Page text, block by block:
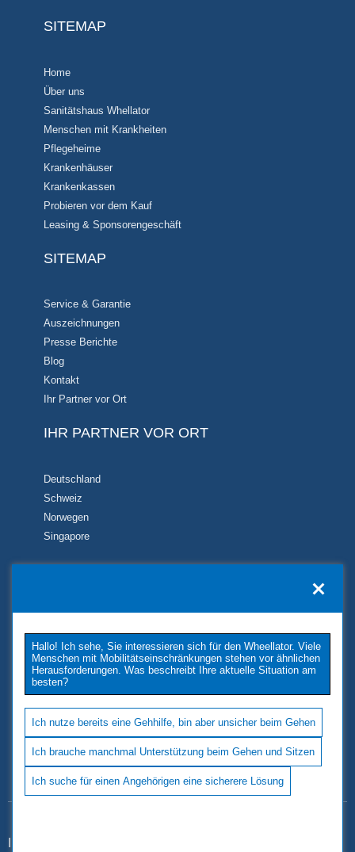
Hallo! Ich sehe, Sie interessieren sich für den Wheellator. Viele
Menschen mit Mobilitätseinschränkungen stehen vor ähnlichen
Herausforderungen. Was beschreibt Ihre aktuelle Situation am
besten?
Ich nutze bereits eine Gehhilfe, bin aber unsicher beim Gehen
Ich brauche manchmal Unterstützung beim Gehen und Sitzen
Ich suche für einen Angehörigen eine sicherere Lösung
SITEMAP
Home
Über uns
Sanitätshaus Whellator
Menschen mit Krankheiten
Pflegeheime
Krankenhäuser
Krankenkassen
Probieren vor dem Kauf
Leasing & Sponsorengeschäft
SITEMAP
Service & Garantie
Auszeichnungen
Presse Berichte
Blog
Kontakt
Ihr Partner vor Ort
IHR PARTNER VOR ORT
Deutschland
Schweiz
Norwegen
Singapore
KONTAKT
TUKIMET OY
Kaivopuistontie 33
26100 Rauma
Phone: +358 2 677 4222
E-Mail: tukimet(at)tukimet.fi
Follow Us